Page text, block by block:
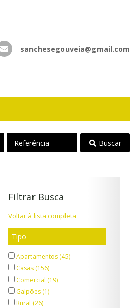
sanchesegouveia@gmail.com
Referência
Buscar
Filtrar Busca
Voltar à lista completa
Tipo
Apartamentos (45)
Casas (156)
Comercial (19)
Galpões (1)
Rural (26)